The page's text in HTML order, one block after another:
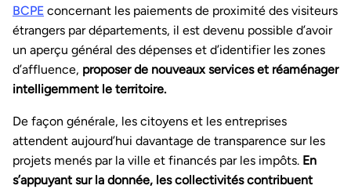
BCPE concernant les paiements de proximité des visiteurs
étrangers par départements, il est devenu possible d’avoir
un aperçu général des dépenses et d’identifier les zones
d’affluence, proposer de nouveaux services et réaménager
intelligemment le territoire.
De façon générale, les citoyens et les entreprises
attendent aujourd’hui davantage de transparence sur les
projets menés par la ville et financés par les impôts. En
s’appuyant sur la donnée, les collectivités contribuent